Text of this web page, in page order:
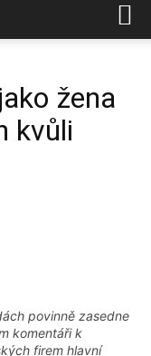
žena
kvůli
povinně zasedne
komentáři k
firem hlavní